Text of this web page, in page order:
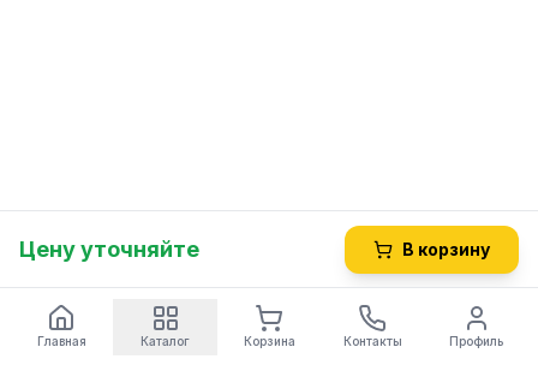
Цену уточняйте В корзину
Главная Каталог Корзина Контакты Профиль